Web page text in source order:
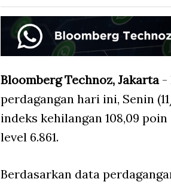
Bloomberg Technoz, Jakarta-
perdagangan hari ini, Senin
indeks kehilangan 108,09
level 6.861.
Berdasarkan data